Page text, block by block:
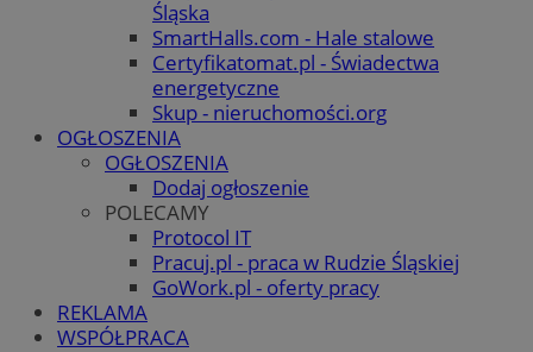
Śląska
SmartHalls.com - Hale stalowe
Certyfikatomat.pl - Świadectwa
energetyczne
Skup - nieruchomości.org
OGŁOSZENIA
OGŁOSZENIA
Dodaj ogłoszenie
POLECAMY
Protocol IT
Pracuj.pl - praca w Rudzie Śląskiej
GoWork.pl - oferty pracy
REKLAMA
WSPÓŁPRACA